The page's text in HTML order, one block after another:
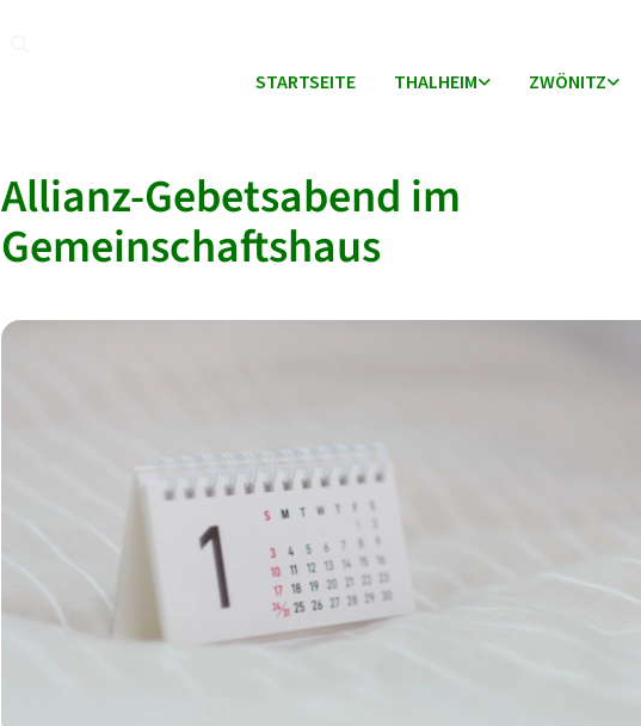
STARTSEITE THALHEIM ZWÖNITZ
Allianz-Gebetsabend im
Gemeinschaftshaus